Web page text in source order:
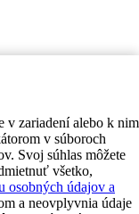
v zariadení alebo k nim
v súboroch
Svoj súhlas môžete
všetko,
osobných údajov a
a neovplyvnia údaje